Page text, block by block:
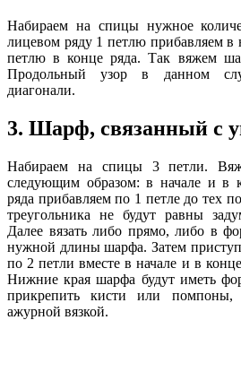
Набираем на спицы нужное
лицевом ряду 1 петлю прибавляем в
петлю в конце ряда. Так вяжем
Продольный узор в данном
диагонали.
3. Шарф, связанный с
Набираем на спицы 3 петли.
следующим образом: в начале и в
ряда прибавляем по 1 петле до тех
треугольника не будут равны
Далее вязать либо прямо, либо в
нужной длины шарфа. Затем
по 2 петли вместе в начале и в
Нижние края шарфа будут иметь
прикрепить кисти или
ажурной вязкой.